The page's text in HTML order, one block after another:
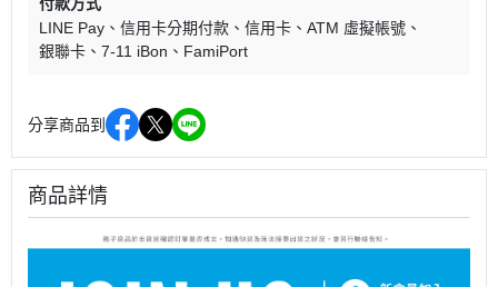
LINE Pay
信用卡分期付款 信用卡
ATM 虛擬帳號
銀聯卡
7-11 iBon FamiPort
分享商品到
商品詳情